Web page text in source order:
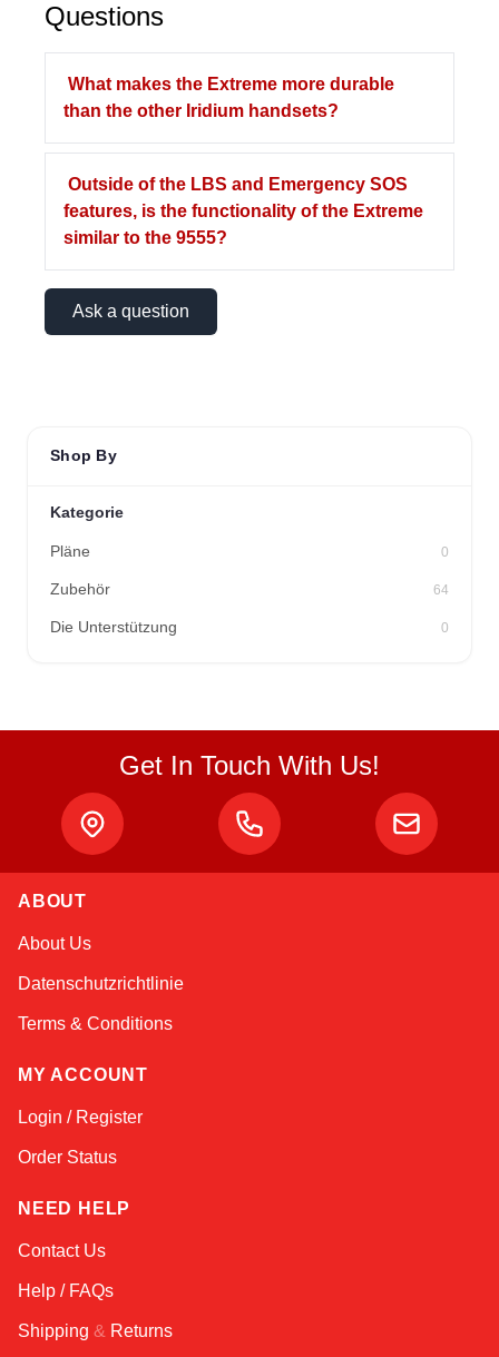
Shop By
Kategorie
Pläne 0
Zubehör 64
Die Unterstützung 0
Questions
What makes the Extreme more durable
than the other Iridium handsets?
Outside of the LBS and Emergency SOS
features, is the functionality of the Extreme
similar to the 9555?
Ask a question
Get In Touch With Us!
ABOUT
About Us
Datenschutzrichtlinie
Terms & Conditions
MY ACCOUNT
Login / Register
Order Status
NEED HELP
Contact Us
Help / FAQs
Shipping & Returns